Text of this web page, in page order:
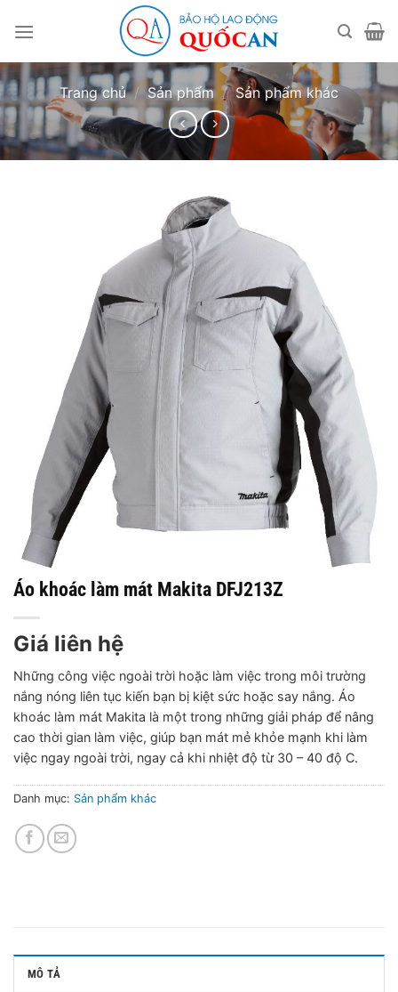
qua
dung
Trang chủ / Sản phẩm / Sản phẩm khác
Áo khoác làm mát Makita DFJ213Z
Giá liên hệ
Những công việc ngoài trời hoặc làm việc trong môi trường
nắng nóng liên tục kiến bạn bị kiệt sức hoặc say nắng. Áo
khoác làm mát Makita là một trong những giải pháp để nâng
cao thời gian làm việc, giúp bạn mát mẻ khỏe mạnh khi làm
việc ngay ngoài trời, ngay cả khi nhiệt độ từ 30 – 40 độ C.
Danh mục: Sản phẩm khác
MÔ TẢ